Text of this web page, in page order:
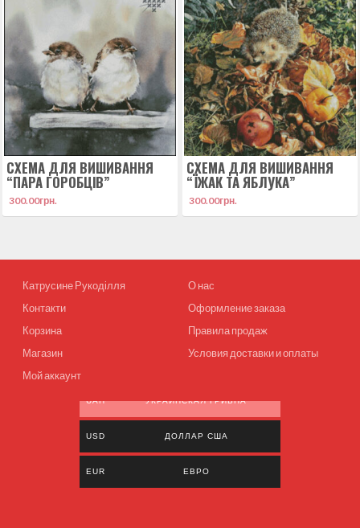
СХЕМА ДЛЯ ВИШИВАННЯ
“ПАРА ГОРОБЦІВ”
300.00грн.
СХЕМА ДЛЯ ВИШИВАННЯ
“ЇЖАК ТА ЯБЛУКА”
300.00грн.
Катрусине Рукоділля
Контакти
Корзина
Магазин
Мой аккаунт
О нас
Оформление заказа
Правила продаж
Условия доставки и оплаты
UAH УКРАИНСКАЯ ГРИВНА
USD ДОЛЛАР США
EUR ЕВРО